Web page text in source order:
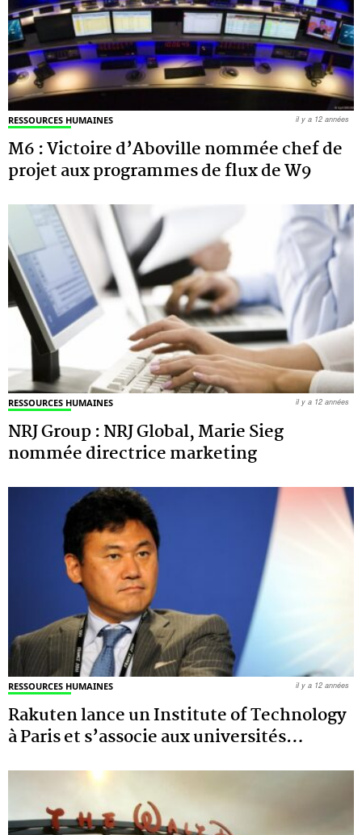
RESSOURCES HUMAINES
M6 : Victoire d’Aboville nommée chef de
projet aux programmes de flux de W9
il y a 12 années
RESSOURCES HUMAINES
NRJ Group : NRJ Global, Marie Sieg
nommée directrice marketing
il y a 12 années
RESSOURCES HUMAINES
Rakuten lance un Institute of Technology
à Paris et s’associe aux universités…
il y a 12 années